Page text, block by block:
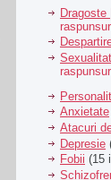
Dragoste
Anxietate
Atacuri
Depresie
Fobii (15